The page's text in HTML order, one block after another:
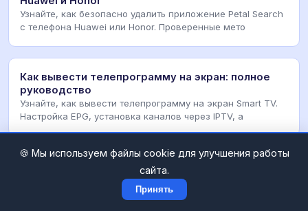
Узнайте, как безопасно удалить приложение Petal Search
с телефона Huawei или Honor. Проверенные мето
Как вывести телепрограмму на экран: полное
руководство
Узнайте, как вывести телепрограмму на экран Smart TV.
Настройка EPG, установка каналов через IPTV, а
The Fiendish Tragedy: Обзор мрачной игры о
Подробный разбор игры 'The Fiendish Tragedy of an
🍪 Мы используем файлы cookie для улучшения работы
сайта.
Принять